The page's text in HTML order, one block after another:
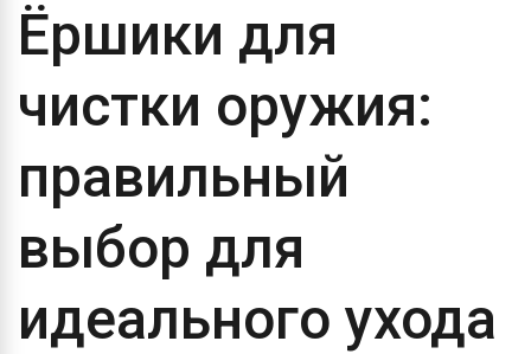
Ёршики для
чистки оружия:
правильный
выбор для
идеального ухода